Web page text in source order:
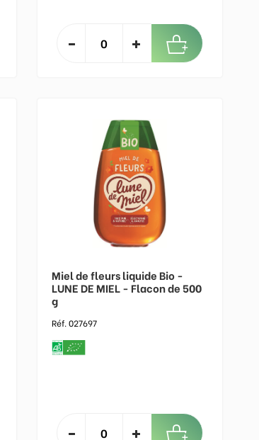
Miel de fleurs liquide Bio -
LUNE DE MIEL - Flacon de 500
g
Réf. 027697